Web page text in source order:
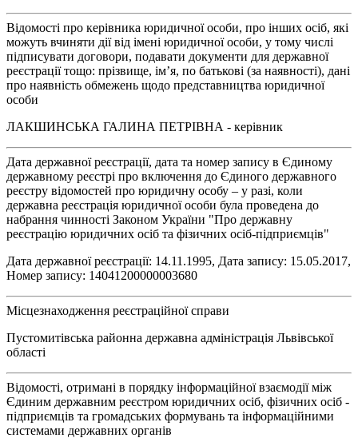
Відомості про керівника юридичної особи, про інших осіб, які
можуть вчиняти дії від імені юридичної особи, у тому числі
підписувати договори, подавати документи для державної
реєстрації тощо: прізвище, ім’я, по батькові (за наявності), дані
про наявність обмежень щодо представництва юридичної
особи
ЛАКШИНСЬКА ГАЛИНА ПЕТРІВНА - керівник
Дата державної реєстрації, дата та номер запису в Єдиному
державному реєстрі про включення до Єдиного державного
реєстру відомостей про юридичну особу – у разі, коли
державна реєстрація юридичної особи була проведена до
набрання чинності Законом України "Про державну
реєстрацію юридичних осіб та фізичних осіб-підприємців"
Дата державної реєстрації: 14.11.1995, Дата запису: 15.05.2017,
Номер запису: 14041200000003680
Місцезнаходження реєстраційної справи
Пустомитівська районна державна адміністрація Львівської
області
Відомості, отримані в порядку інформаційної взаємодії між
Єдиним державним реєстром юридичних осіб, фізичних осіб -
підприємців та громадських формувань та інформаційними
системами державних органів